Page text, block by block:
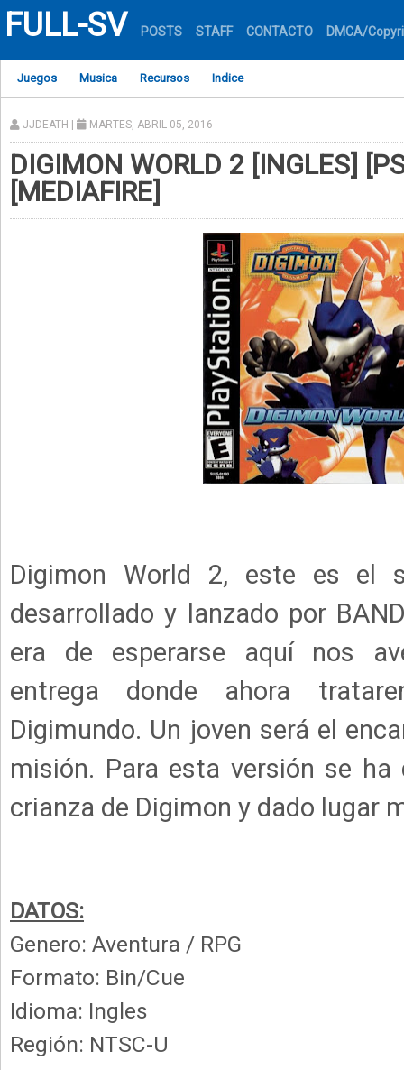
FULL-SV POSTS STAFF CONTACTO DMCA/
Juegos Musica Recursos Indice
JJDEATH MARTES, ABRIL 05, 2016
DIGIMON WORLD 2 [INGLES]
[MEDIAFIRE]
Digimon World 2, este es el
desarrollado y lanzado por
era de esperarse aquí nos
entrega donde ahora
Digimundo. Un joven será el
misión. Para esta versión se
crianza de Digimon y dado lugar
DATOS:
Genero: Aventura / RPG
Formato: Bin/Cue
Idioma: Ingles
Región: NTSC-U